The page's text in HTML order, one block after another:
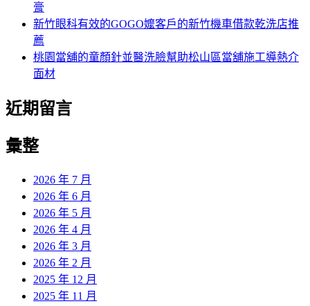
膏
新竹眼科有效的GOGO嬤客戶的新竹機車借款乾洗店推
薦
桃園當舖的童顏針並醫洗臉幫助松山區當舖施工導熱介
面材
近期留言
彙整
2026 年 7 月
2026 年 6 月
2026 年 5 月
2026 年 4 月
2026 年 3 月
2026 年 2 月
2025 年 12 月
2025 年 11 月